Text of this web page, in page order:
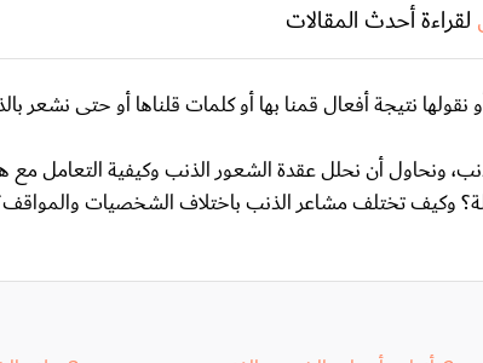
لقراءة أحدث المقالات
نتيجة أفعال قمنا بها أو كلمات قلناها أو حتى نشعر
ونحاول أن نحلل عقدة الشعور الذنب وكيفية التعامل
وكيف تختلف مشاعر الذنب باختلاف الشخصيات